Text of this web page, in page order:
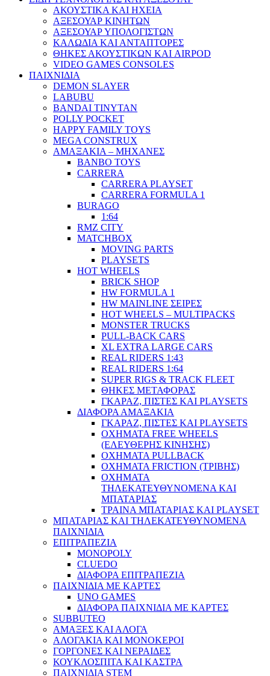
ΑΚΟΥΣΤΙΚΑ ΚΑΙ ΗΧΕΙΑ
ΑΞΕΣΟΥΑΡ ΚΙΝΗΤΩΝ
ΑΞΕΣΟΥΑΡ ΥΠΟΛΟΓΙΣΤΩΝ
ΚΑΛΩΔΙΑ ΚΑΙ ΑΝΤΑΠΤΟΡΕΣ
ΘΗΚΕΣ ΑΚΟΥΣΤΙΚΩΝ ΚΑΙ AIRPOD
VIDEO GAMES CONSOLES
ΠΑΙΧΝΙΔΙΑ
DEMON SLAYER
LABUBU
BANDAI TINYTAN
POLLY POCKET
HAPPY FAMILY TOYS
MEGA CONSTRUX
ΑΜΑΞΑΚΙΑ – ΜΗΧΑΝΕΣ
BANBO TOYS
CARRERA
CARRERA PLAYSET
CARRERA FORMULA 1
BURAGO
1:64
RMZ CITY
MATCHBOX
MOVING PARTS
PLAYSETS
HOT WHEELS
BRICK SHOP
HW FORMULA 1
HW MAINLINE ΣΕΙΡΕΣ
HOT WHEELS – MULTIPACKS
MONSTER TRUCKS
PULL-BACK CARS
XL EXTRA LARGE CARS
REAL RIDERS 1:43
REAL RIDERS 1:64
SUPER RIGS & TRACK FLEET
ΘΗΚΕΣ ΜΕΤΑΦΟΡΑΣ
ΓΚΑΡΑΖ, ΠΙΣΤΕΣ ΚΑΙ PLAYSETS
ΔΙΑΦΟΡΑ ΑΜΑΞΑΚΙΑ
ΓΚΑΡΑΖ, ΠΙΣΤΕΣ ΚΑΙ PLAYSETS
ΟΧΗΜΑΤΑ FREE WHEELS
(ΕΛΕΥΘΕΡΗΣ ΚΙΝΗΣΗΣ)
ΟΧΗΜΑΤΑ PULLBACK
ΟΧΗΜΑΤΑ FRICTION (ΤΡΙΒΗΣ)
ΟΧΗΜΑΤΑ
ΤΗΛΕΚΑΤΕΥΘΥΝΟΜΕΝΑ ΚΑΙ
ΜΠΑΤΑΡΙΑΣ
ΤΡΑΙΝΑ ΜΠΑΤΑΡΙΑΣ ΚΑΙ PLAYSET
ΜΠΑΤΑΡΙΑΣ ΚΑΙ ΤΗΛΕΚΑΤΕΥΘΥΝΟΜΕΝΑ
ΠΑΙΧΝΙΔΙΑ
ΕΠΙΤΡΑΠΕΖΙΑ
MONOPOLY
CLUEDO
ΔΙΑΦΟΡΑ ΕΠΙΤΡΑΠΕΖΙΑ
ΠΑΙΧΝΙΔΙΑ ΜΕ ΚΑΡΤΕΣ
UNO GAMES
ΔΙΑΦΟΡΑ ΠΑΙΧΝΙΔΙΑ ΜΕ ΚΑΡΤΕΣ
SUBBUTEO
ΑΜΑΞΕΣ ΚΑΙ ΑΛΟΓΑ
ΑΛΟΓΑΚΙΑ ΚΑΙ ΜΟΝΟΚΕΡΟΙ
ΓΟΡΓΟΝΕΣ ΚΑΙ ΝΕΡΑΙΔΕΣ
ΚΟΥΚΛΟΣΠΙΤΑ ΚΑΙ ΚΑΣΤΡΑ
ΠΑΙΧΝΙΔΙΑ STEM